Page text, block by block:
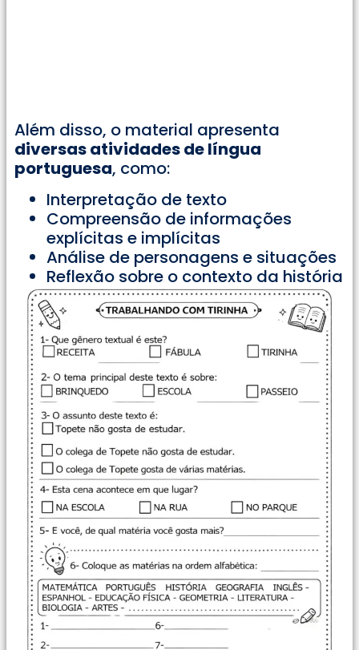
Além disso, o material apresenta
diversas atividades de língua
portuguesa, como:
Interpretação de texto
Compreensão de informações
explícitas e implícitas
Análise de personagens e situações
Reflexão sobre o contexto da história